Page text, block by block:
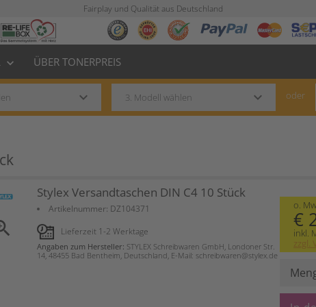
Fairplay und Qualität aus Deutschland
keyboard_arrow_down ÜBER TONERPREIS
keyboard_arrow_down keyboard_arrow_down oder
Stylex Versandtaschen DIN C4 10 Stück
Artikelnummer: DZ104371
Lieferzeit 1-2 Werktage
Angaben zum Hersteller: STYLEX Schreibwaren GmbH, Londoner Str.
14, 48455 Bad Bentheim, Deutschland, E-Mail: schreibwaren@stylex.de
o.
€
inkl.
zzgl.